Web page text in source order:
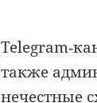
также
нечестные